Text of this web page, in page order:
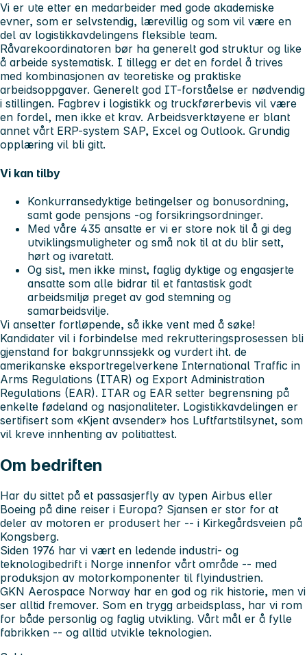
Vi er ute etter en medarbeider med gode akademiske
evner, som er selvstendig, lærevillig og som vil være en
del av logistikkavdelingens fleksible team.
Råvarekoordinatoren bør ha generelt god struktur og like
å arbeide systematisk. I tillegg er det en fordel å trives
med kombinasjonen av teoretiske og praktiske
arbeidsoppgaver. Generelt god IT-forståelse er nødvendig
i stillingen. Fagbrev i logistikk og truckførerbevis vil være
en fordel, men ikke et krav. Arbeidsverktøyene er blant
annet vårt ERP-system SAP, Excel og Outlook. Grundig
opplæring vil bli gitt.
Vi kan tilby
Konkurransedyktige betingelser og bonusordning,
samt gode pensjons -og forsikringsordninger.
Med våre 435 ansatte er vi er store nok til å gi deg
utviklingsmuligheter og små nok til at du blir sett,
hørt og ivaretatt.
Og sist, men ikke minst, faglig dyktige og engasjerte
ansatte som alle bidrar til et fantastisk godt
arbeidsmiljø preget av god stemning og
samarbeidsvilje.
Vi ansetter fortløpende, så ikke vent med å søke!
Kandidater vil i forbindelse med rekrutteringsprosessen bli
gjenstand for bakgrunnssjekk og vurdert iht. de
amerikanske eksportregelverkene International Traffic in
Arms Regulations (ITAR) og Export Administration
Regulations (EAR). ITAR og EAR setter begrensning på
enkelte fødeland og nasjonaliteter. Logistikkavdelingen er
sertifisert som «Kjent avsender» hos Luftfartstilsynet, som
vil kreve innhenting av politiattest.
Om bedriften
Har du sittet på et passasjerfly av typen Airbus eller
Boeing på dine reiser i Europa? Sjansen er stor for at
deler av motoren er produsert her -- i Kirkegårdsveien på
Kongsberg.
Siden 1976 har vi vært en ledende industri- og
teknologibedrift i Norge innenfor vårt område -- med
produksjon av motorkomponenter til flyindustrien.
GKN Aerospace Norway har en god og rik historie, men vi
ser alltid fremover. Som en trygg arbeidsplass, har vi rom
for både personlig og faglig utvikling. Vårt mål er å fylle
fabrikken -- og alltid utvikle teknologien.